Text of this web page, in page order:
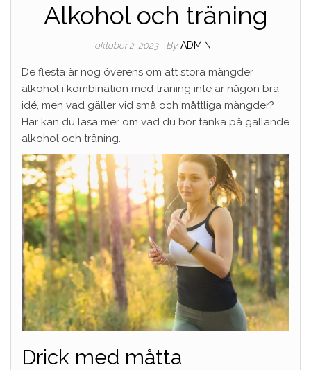
Alkohol och träning
oktober 2, 2023 By ADMIN
De flesta är nog överens om att stora mängder
alkohol i kombination med träning inte är någon bra
idé, men vad gäller vid små och måttliga mängder?
Här kan du läsa mer om vad du bör tänka på gällande
alkohol och träning.
Drick med måtta